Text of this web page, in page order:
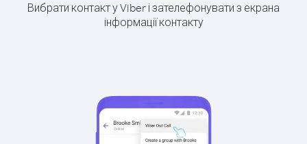
Вибрати контакт у Viber і зателефонувати з екрана
інформації контакту